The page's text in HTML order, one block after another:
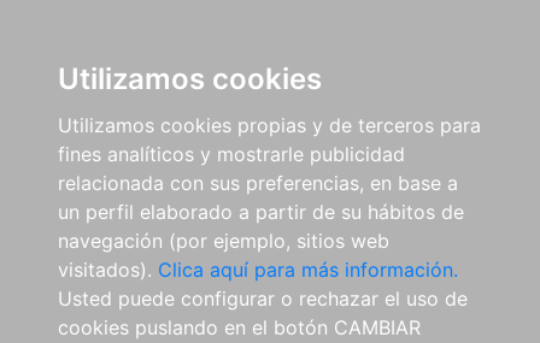
Utilizamos cookies
Utilizamos cookies propias y de terceros para
fines analíticos y mostrarle publicidad
relacionada con sus preferencias, en base a
un perfil elaborado a partir de su hábitos de
navegación (por ejemplo, sitios web
visitados). Clica aquí para más información.
Usted puede configurar o rechazar el uso de
cookies puslando en el botón CAMBIAR